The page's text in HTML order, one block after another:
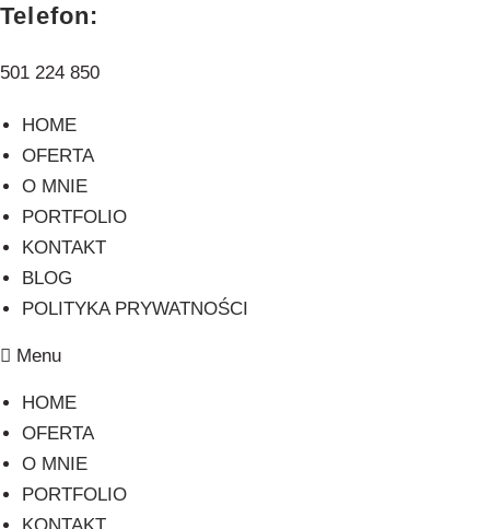
Telefon:
501 224 850
HOME
OFERTA
O MNIE
PORTFOLIO
KONTAKT
BLOG
POLITYKA PRYWATNOŚCI
Menu
HOME
OFERTA
O MNIE
PORTFOLIO
KONTAKT